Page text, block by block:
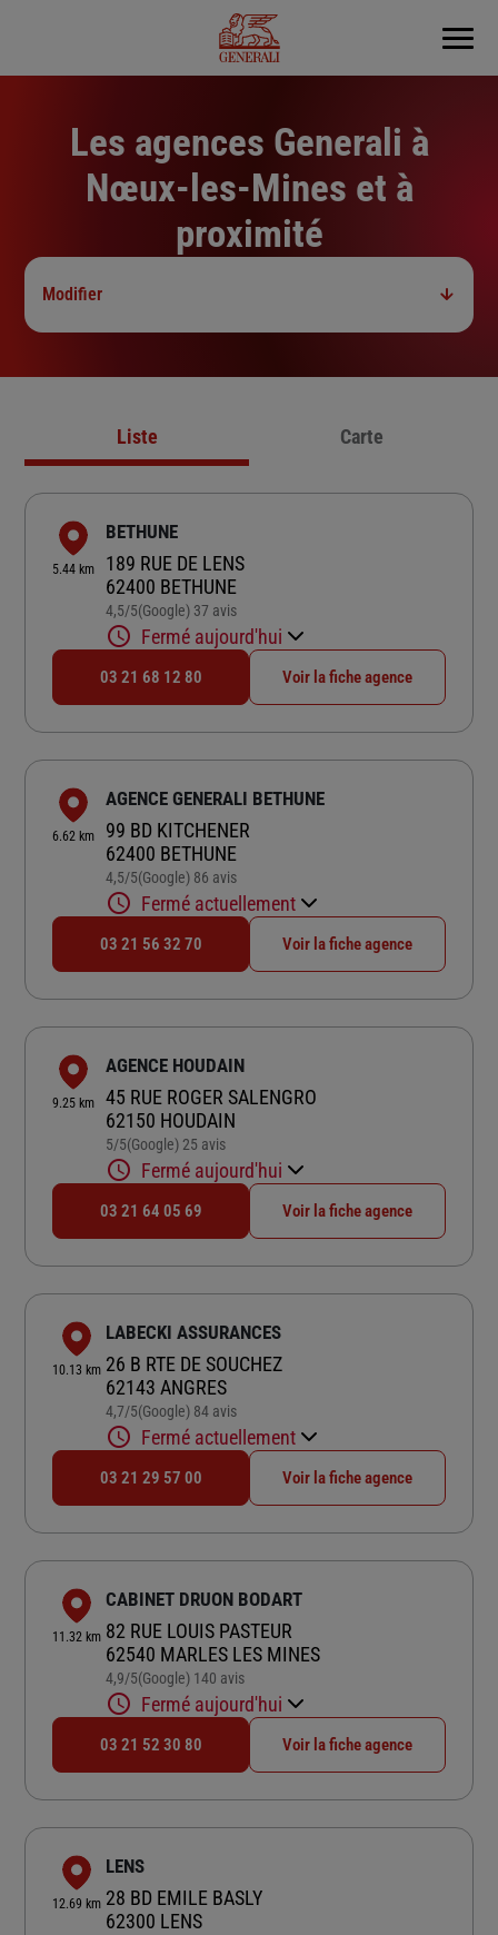
Menu
Les agences Generali à
Nœux-les-Mines et à
proximité
Modifier
Liste Carte
5.44 km
BETHUNE
189 RUE DE LENS
62400 BETHUNE
4,5/5Note de 4.5 sur 5
(Google) 37 avis
Fermé aujourd'hui
03 21 68 12 80 Voir la fiche agence
6.62 km
AGENCE GENERALI BETHUNE
99 BD KITCHENER
62400 BETHUNE
4,5/5Note de 4.5 sur 5
(Google) 86 avis
Fermé actuellement
03 21 56 32 70 Voir la fiche agence
9.25 km
AGENCE HOUDAIN
45 RUE ROGER SALENGRO
62150 HOUDAIN
5/5Note de 5 sur 5
(Google) 25 avis
Fermé aujourd'hui
03 21 64 05 69 Voir la fiche agence
10.13 km
LABECKI ASSURANCES
26 B RTE DE SOUCHEZ
62143 ANGRES
4,7/5Note de 4.7 sur 5
(Google) 84 avis
Fermé actuellement
03 21 29 57 00 Voir la fiche agence
11.32 km
CABINET DRUON BODART
82 RUE LOUIS PASTEUR
62540 MARLES LES MINES
4,9/5Note de 4.9 sur 5
(Google) 140 avis
Fermé aujourd'hui
03 21 52 30 80 Voir la fiche agence
12.69 km
LENS
28 BD EMILE BASLY
62300 LENS